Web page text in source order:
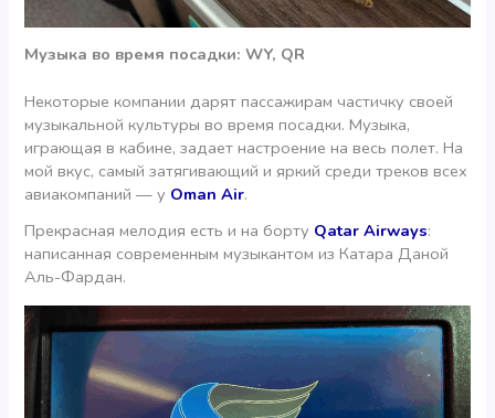
Музыка во время посадки: WY, QR
Некоторые компании дарят пассажирам частичку своей
музыкальной культуры во время посадки. Музыка,
играющая в кабине, задает настроение на весь полет. На
мой вкус, самый затягивающий и яркий среди треков всех
авиакомпаний — у Oman Air.
Прекрасная мелодия есть и на борту Qatar Airways:
написанная современным музыкантом из Катара Даной
Аль-Фардан.